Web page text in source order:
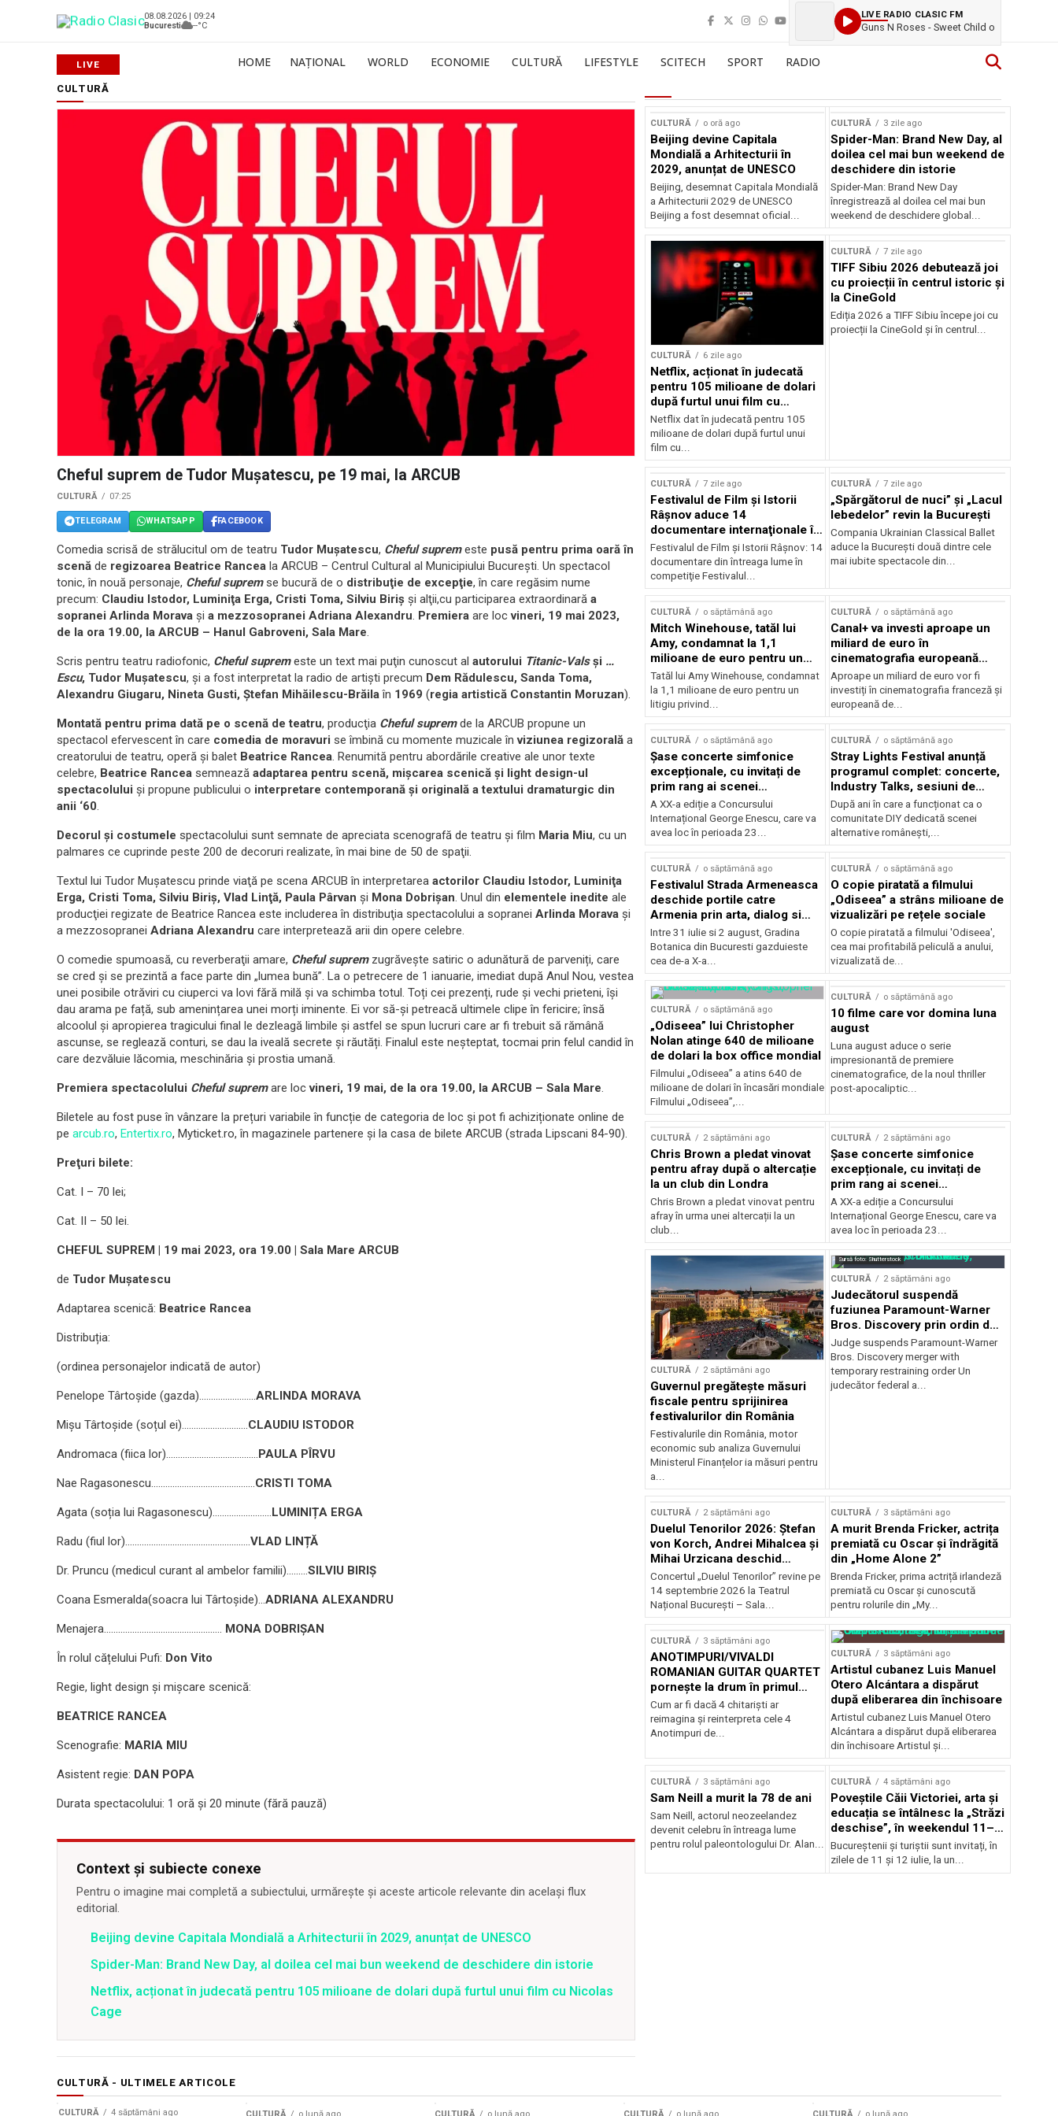
08.08.2026 | 09:24
Bucuresti
--°C
LIVE RADIO CLASIC FM
Guns N Roses - Sweet Child o
HOME NAȚIONAL WORLD ECONOMIE CULTURĂ LIFESTYLE SCITECH SPORT RADIO
CULTURĂ
Cheful suprem de Tudor Muşatescu, pe 19 mai, la ARCUB
CULTURĂ 07:25
TELEGRAM WHATSAPP FACEBOOK
Comedia scrisă de strălucitul om de teatru Tudor Muşatescu, Cheful supremeste pusă pentru prima oară în
scenă de regizoarea Beatrice Rancea la ARCUB – Centrul Cultural al Municipiului Bucureşti. Un spectacol
tonic, în nouă personaje, Cheful supremse bucură de o distribuţie de excepţie, în care regăsim nume
precum: Claudiu Istodor, Luminiţa Erga, Cristi Toma, Silviu Biriş şi alţii,cu participarea extraordinară a
sopranei Arlinda Morava şi a mezzosopranei Adriana Alexandru Premiera are locvineri, 19 mai 2023,
de la ora 19.00, la ARCUB – Hanul Gabroveni, Sala Mare
Scris pentru teatru radiofonic, Cheful supremeste un text mai puţin cunoscut al autorului Titanic-Valsşi …
Escu, Tudor Muşatescu, şi a fost interpretat la radio de artişti precum Dem Rădulescu, Sanda Toma,
Alexandru Giugaru, Nineta Gusti, Ştefan Mihăilescu-Brăilaîn 1969 (regia artistică Constantin Moruzan).
Montată pentru prima dată pe o scenă de teatru, producţia Cheful supremde la ARCUB propune un
spectacol efervescent în care comedia de moravuri se îmbină cu momente muzicale înviziunea regizorală a
creatorului de teatru, operă şi balet Beatrice Rancea . Renumită pentru abordările creative ale unor texte
celebre, Beatrice Rancea semnează adaptarea pentru scenă, mişcarea scenică şi light design-ul
spectacolului şi propune publicului o interpretare contemporană şi originală a textului dramaturgic din
anii ‘60
Decorul şi costumele spectacolului sunt semnate de apreciata scenografă de teatru şi film Maria Miu, cu un
palmares ce cuprinde peste 200 de decoruri realizate, în mai bine de 50 de spaţii.
Textul lui Tudor Muşatescu prinde viaţă pe scena ARCUB în interpretarea actorilor Claudiu Istodor, Luminiţa
Erga, Cristi Toma, Silviu Biriş, Vlad Linţă, Paula Pârvan şi Mona Dobrişan . Unul din elementele inedite ale
producţiei regizate de Beatrice Rancea este includerea în distribuţia spectacolului a sopranei Arlinda Morava şi
a mezzosopranei Adriana Alexandru care interpretează arii din opere celebre.
O comedie spumoasă, cu reverberaţii amare, Cheful supremzugrăveşte satiric o adunătură de parveniți, care
se cred și se prezintă a face parte din „lumea bună”. La o petrecere de 1 ianuarie, imediat după Anul Nou, vestea
unei posibile otrăviri cu ciuperci va lovi fără milă și va schimba totul. Toți cei prezenți, rude și vechi prieteni, își
dau arama pe față, sub amenințarea unei morți iminente. Ei vor să-și petreacă ultimele clipe în fericire; însă
alcoolul și apropierea tragicului final le dezleagă limbile și astfel se spun lucruri care ar fi trebuit să rămână
ascunse, se reglează conturi, se dau la iveală secrete și răutăți. Finalul este neșteptat, tocmai prin felul candid în
care dezvăluie lăcomia, meschinăria și prostia umană.
Premiera spectacolului Cheful supremare locvineri, 19 mai, de la ora 19.00, la ARCUB – Sala Mare
Biletele au fost puse în vânzare la prețuri variabile în funcție de categoria de loc și pot fi achiziționate online de
pe arcub.ro, Entertix.ro, Myticket.ro, în magazinele partenere și la casa de bilete ARCUB (strada Lipscani 84-90).
Preţuri bilete:
Cat. I – 70 lei;
Cat. II – 50 lei.
CHEFUL SUPREM | 19 mai 2023, ora 19.00 | Sala Mare ARCUB
de Tudor Mușatescu
Adaptarea scenică: Beatrice Rancea
Distribuția:
(ordinea personajelor indicată de autor)
Penelope Târtoșide (gazda)…..………………. ARLINDA MORAVA
Mișu Târtoșide (soțul ei)….…………………… CLAUDIU ISTODOR
Andromaca (fiica lor)…………………..….………… PAULA PÎRVU
Nae Ragasonescu…………………………………….. CRISTI TOMA
Agata (soția lui Ragasonescu)……………………. LUMINIȚA ERGA
Radu (fiul lor)…………………….……….……………… VLAD LINȚĂ
Dr. Pruncu (medicul curant al ambelor familii)……… SILVIU BIRIȘ
Coana Esmeralda(soacra lui Târtoșide)… ADRIANA ALEXANDRU
Menajera………………………………………….. MONA DOBRIȘAN
În rolul cățelului Pufi: Don Vito
Regie, light design și mișcare scenică:
BEATRICE RANCEA
Scenografie: MARIA MIU
Asistent regie: DAN POPA
Durata spectacolului: 1 oră și 20 minute (fără pauză)
Context și subiecte conexe
Pentru o imagine mai completă a subiectului, urmărește și aceste articole relevante din același flux
editorial.
Beijing devine Capitala Mondială a Arhitecturii în 2029, anunțat de UNESCO
Spider-Man: Brand New Day, al doilea cel mai bun weekend de deschidere din istorie
Netflix, acționat în judecată pentru 105 milioane de dolari după furtul unui film cu Nicolas
Cage
CULTURĂ o oră ago
Beijing devine Capitala
Mondială a Arhitecturii în
2029, anunțat de UNESCO
Beijing, desemnat Capitala Mondială
a Arhitecturii 2029 de UNESCO
Beijing a fost desemnat oficial...
CULTURĂ 3 zile ago
Spider-Man: Brand New Day, al
doilea cel mai bun weekend de
deschidere din istorie
Spider-Man: Brand New Day
înregistrează al doilea cel mai bun
weekend de deschidere global...
CULTURĂ 6 zile ago
Netflix, acționat în judecată
pentru 105 milioane de dolari
după furtul unui film cu
Nicolas Cage
Netflix dat în judecată pentru 105
milioane de dolari după furtul unui
film cu...
CULTURĂ 7 zile ago
TIFF Sibiu 2026 debutează joi
cu proiecții în centrul istoric și
la CineGold
Ediția 2026 a TIFF Sibiu începe joi cu
proiecții la CineGold și în centrul...
CULTURĂ 7 zile ago
Festivalul de Film şi Istorii
Râşnov aduce 14
documentare internaţionale în
premieră
Festivalul de Film şi Istorii Râşnov: 14
documentare din întreaga lume în
competiţie Festivalul...
CULTURĂ 7 zile ago
„Spărgătorul de nuci” și „Lacul
lebedelor” revin la București
Compania Ukrainian Classical Ballet
aduce la București două dintre cele
mai iubite spectacole din...
CULTURĂ o săptămână ago
Mitch Winehouse, tatăl lui
Amy, condamnat la 1,1
milioane de euro pentru un
litigiu pierdut
Tatăl lui Amy Winehouse, condamnat
la 1,1 milioane de euro pentru un
litigiu privind...
CULTURĂ o săptămână ago
Canal+ va investi aproape un
miliard de euro în
cinematografia europeană
până în 2032
Aproape un miliard de euro vor fi
investiți în cinematografia franceză și
europeană de...
CULTURĂ o săptămână ago
Șase concerte simfonice
excepționale, cu invitați de
prim rang ai scenei
internaționale și ansambluri
orchestrale românești de
prestigiu, în programul
Concursului Enescu 2026
A XX-a ediție a Concursului
Internațional George Enescu, care va
avea loc în perioada 23...
CULTURĂ o săptămână ago
Stray Lights Festival anunță
programul complet: concerte,
Industry Talks, sesiuni de
audiție și noi opțiuni de
participare pentru public
După ani în care a funcționat ca o
comunitate DIY dedicată scenei
alternative românești,...
CULTURĂ o săptămână ago
Festivalul Strada Armeneasca
deschide portile catre
Armenia prin arta, dialog si
patrimoniu, intre 31 iulie si 2
august, la Gradina Botanica din
Bucuresti
Intre 31 iulie si 2 august, Gradina
Botanica din Bucuresti gazduieste
cea de-a X-a...
CULTURĂ o săptămână ago
O copie piratată a filmului
„Odiseea” a strâns milioane de
vizualizări pe rețele sociale
O copie piratată a filmului 'Odiseea',
cea mai profitabilă peliculă a anului,
vizualizată de...
CULTURĂ o săptămână ago
„Odiseea” lui Christopher
Nolan atinge 640 de milioane
de dolari la box office mondial
Filmului „Odiseea” a atins 640 de
milioane de dolari în încasări mondiale
Filmului „Odiseea”,...
CULTURĂ o săptămână ago
10 filme care vor domina luna
august
Luna august aduce o serie
impresionantă de premiere
cinematografice, de la noul thriller
post-apocaliptic...
CULTURĂ 2 săptămâni ago
Chris Brown a pledat vinovat
pentru afray după o altercație
la un club din Londra
Chris Brown a pledat vinovat pentru
afray în urma unei altercații la un
club...
CULTURĂ 2 săptămâni ago
Șase concerte simfonice
excepționale, cu invitați de
prim rang ai scenei
internaționale și ansambluri
orchestrale românești de
prestigiu, în programul
Concursului Enescu 2026
A XX-a ediție a Concursului
Internațional George Enescu, care va
avea loc în perioada 23...
CULTURĂ 2 săptămâni ago
Guvernul pregătește măsuri
fiscale pentru sprijinirea
festivalurilor din România
Festivalurile din România, motor
economic sub analiza Guvernului
Ministerul Finanțelor ia măsuri pentru
a...
Sursă foto: Shutterstock
CULTURĂ 2 săptămâni ago
Judecătorul suspendă
fuziunea Paramount-Warner
Bros. Discovery prin ordin de
restricție temporară
Judge suspends Paramount-Warner
Bros. Discovery merger with
temporary restraining order Un
judecător federal a...
CULTURĂ 2 săptămâni ago
Duelul Tenorilor 2026: Ștefan
von Korch, Andrei Mihalcea și
Mihai Urzicana deschid
stagiunea Musical
Extravaganza la TNB
Concertul „Duelul Tenorilor” revine pe
14 septembrie 2026 la Teatrul
Național București – Sala...
CULTURĂ 3 săptămâni ago
A murit Brenda Fricker, actrița
premiată cu Oscar și îndrăgită
din „Home Alone 2”
Brenda Fricker, prima actriță irlandeză
premiată cu Oscar și cunoscută
pentru rolurile din „My...
CULTURĂ 3 săptămâni ago
ANOTIMPURI/VIVALDI
ROMANIAN GUITAR QUARTET
pornește la drum în primul
turneu național
Cum ar fi dacă 4 chitarişti ar
reimagina şi reinterpreta cele 4
Anotimpuri de...
CULTURĂ 3 săptămâni ago
Artistul cubanez Luis Manuel
Otero Alcántara a dispărut
după eliberarea din închisoare
Artistul cubanez Luis Manuel Otero
Alcántara a dispărut după eliberarea
din închisoare Artistul și...
CULTURĂ 3 săptămâni ago
Sam Neill a murit la 78 de ani
Sam Neill, actorul neozeelandez
devenit celebru în întreaga lume
pentru rolul paleontologului Dr. Alan...
CULTURĂ 4 săptămâni ago
Poveștile Căii Victoriei, arta și
educația se întâlnesc la „Străzi
deschise”, în weekendul 11–
12 iulie
Bucureștenii și turiștii sunt invitați, în
zilele de 11 și 12 iulie, la un...
CULTURĂ - ULTIMELE ARTICOLE
CULTURĂ 4 săptămâni ago CULTURĂ o lună ago CULTURĂ o lună ago CULTURĂ o lună ago CULTURĂ o lună ago